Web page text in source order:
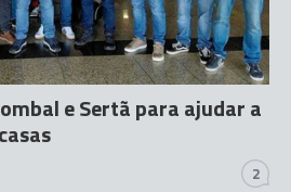
e Sertã para ajudar a
2